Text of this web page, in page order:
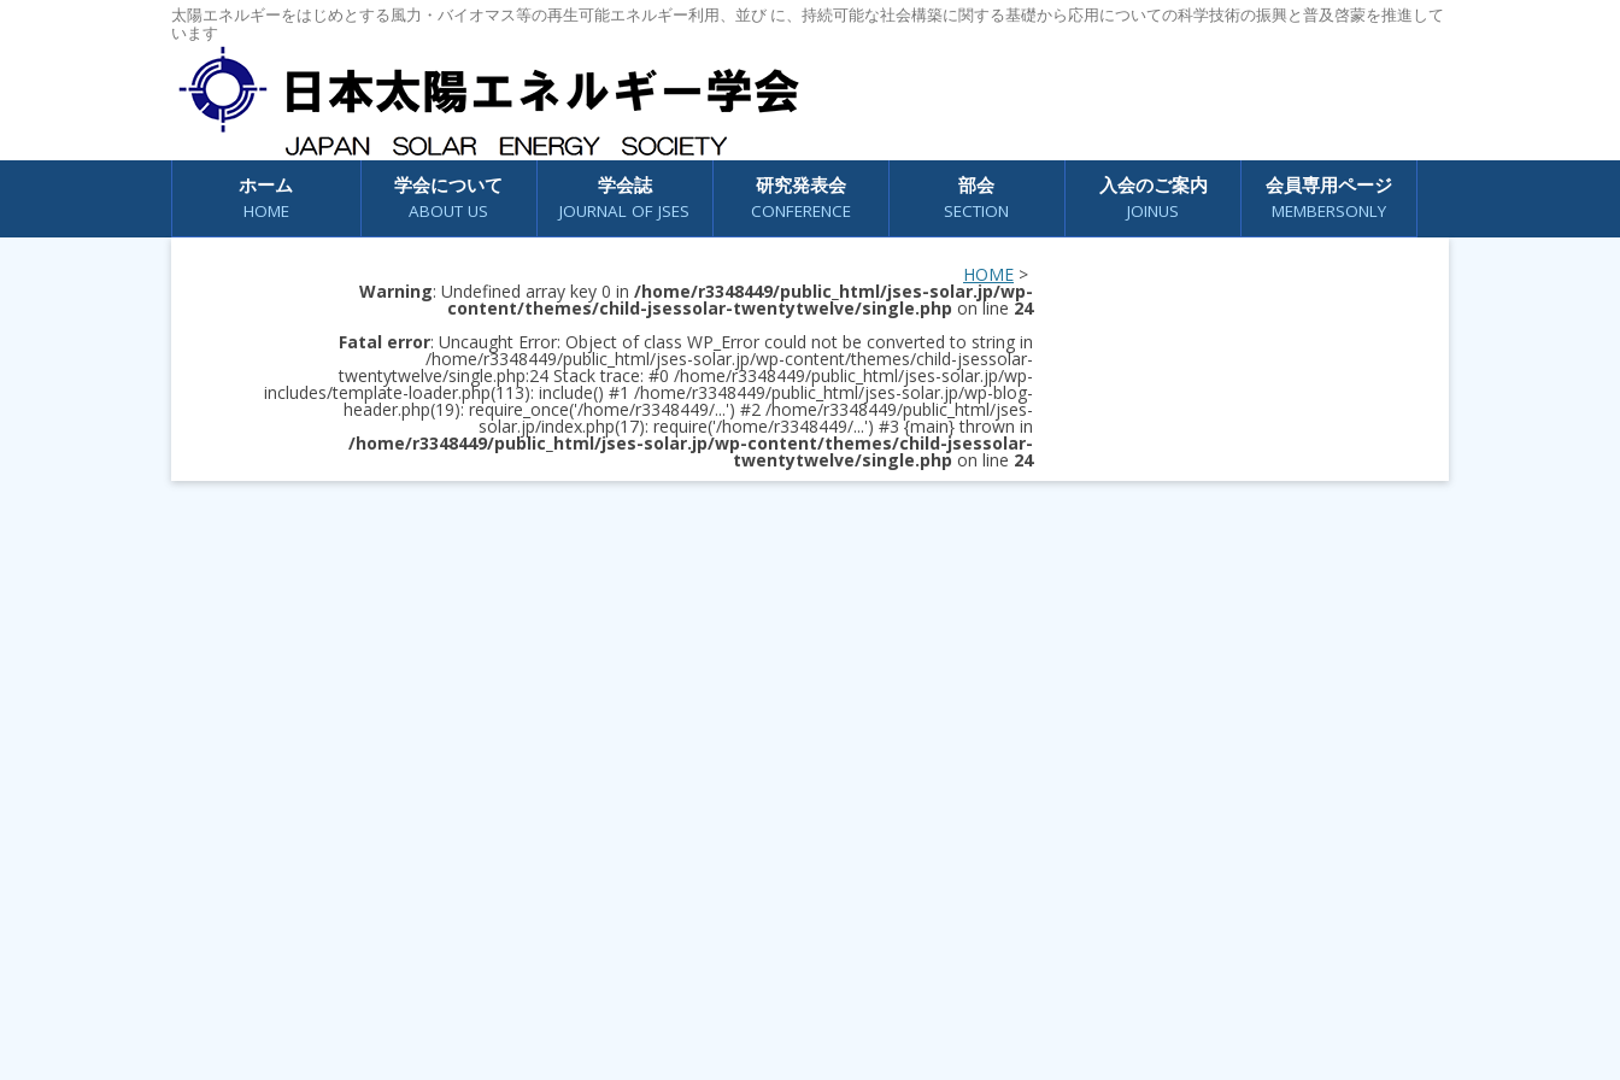
太陽エネルギーをはじめとする風力・バイオマス等の再生可能エネルギー利用、並び に、持続可能な社会構築に関する基礎から応用についての科学技術の振興と普及啓蒙を推進して
います
コンテンツへスキップ
ホーム
HOME
学会について
ABOUT US
学会誌
JOURNAL OF JSES
研究発表会
CONFERENCE
部会
SECTION
入会のご案内
JOINUS
会員専用ページ
MEMBERSONLY
HOME >
Warning: Undefined array key 0 in /home/r3348449/public_html/jses-solar.jp/wp-
content/themes/child-jsessolar-twentytwelve/single.php on line 24
Fatal error: Uncaught Error: Object of class WP_Error could not be converted to string in
/home/r3348449/public_html/jses-solar.jp/wp-content/themes/child-jsessolar-
twentytwelve/single.php:24 Stack trace: #0 /home/r3348449/public_html/jses-solar.jp/wp-
includes/template-loader.php(113): include() #1 /home/r3348449/public_html/jses-solar.jp/wp-blog-
header.php(19): require_once('/home/r3348449/...') #2 /home/r3348449/public_html/jses-
solar.jp/index.php(17): require('/home/r3348449/...') #3 {main} thrown in
/home/r3348449/public_html/jses-solar.jp/wp-content/themes/child-jsessolar-
twentytwelve/single.php on line 24